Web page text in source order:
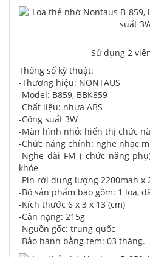
Sử dụng 2
Thông số kỹ thuật:
-Thương hiệu: NONTAUS
-Model: B859, BBK859
-Chất liệu: nhựa ABS
-Công suất 3W
-Màn hình nhỏ: hiển thị chức
-Chức năng chính: nghe nhạc
-Nghe đài FM ( chức năng
khỏe
-Pin rời dung lượng 2200mah x
-Bộ sản phẩm bao gồm: 1 loa,
-Kích thước 6 x 3 x 13 (cm)
-Cân nặng: 215g
-Nguồn gốc: trung quốc
-Bảo hành bằng tem: 03 tháng.